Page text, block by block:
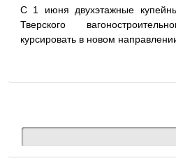
С 1 июня двухэтажные
Тверского
курсировать в новом